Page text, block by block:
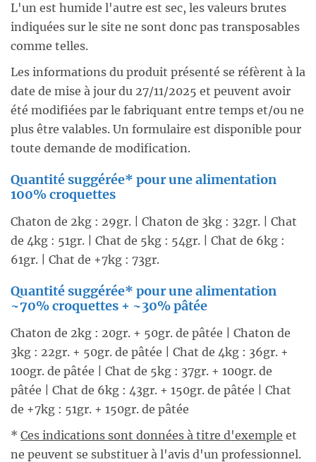
L'un est humide l'autre est sec, les valeurs brutes
indiquées sur le site ne sont donc pas transposables
comme telles.
Les informations du produit présenté se réfèrent à la
date de mise à jour du 27/11/2025 et peuvent avoir
été modifiées par le fabriquant entre temps et/ou ne
plus être valables. Un formulaire est disponible pour
toute demande de modification.
Quantité suggérée* pour une alimentation
100% croquettes
Chaton de 2kg : 29gr. | Chaton de 3kg : 32gr. | Chat
de 4kg : 51gr. | Chat de 5kg : 54gr. | Chat de 6kg :
61gr. | Chat de +7kg : 73gr.
Quantité suggérée* pour une alimentation
~70% croquettes + ~30% pâtée
Chaton de 2kg : 20gr. + 50gr. de pâtée | Chaton de
3kg : 22gr. + 50gr. de pâtée | Chat de 4kg : 36gr. +
100gr. de pâtée | Chat de 5kg : 37gr. + 100gr. de
pâtée | Chat de 6kg : 43gr. + 150gr. de pâtée | Chat
de +7kg : 51gr. + 150gr. de pâtée
* Ces indications sont données à titre d'exemple et
ne peuvent se substituer à l'avis d'un professionnel.